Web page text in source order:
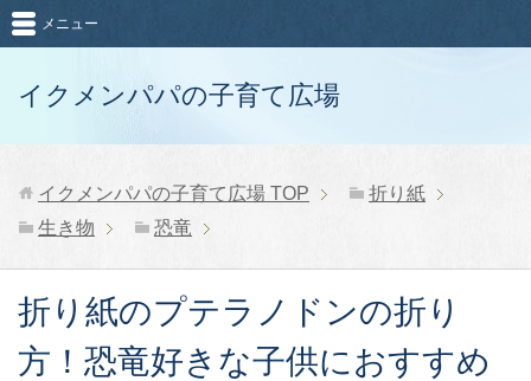
イクメンパパの子育て広場
メニュー
イクメンパパの子育て広場 TOP
折り紙
生き物
恐竜
折り紙のプテラノドンの折り
方！恐竜好きな子供におすすめ